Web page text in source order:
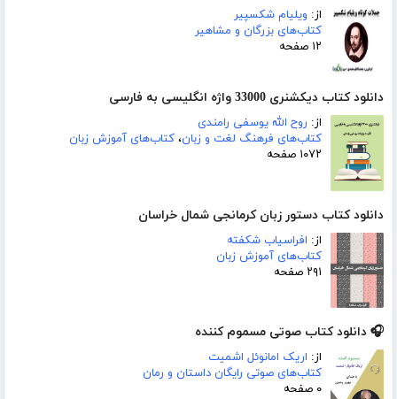
از: ویلیام شکسپیر
کتاب‌های بزرگان و مشاهیر
۱۲ صفحه
دانلود کتاب دیکشنری 33000 واژه انگلیسی به فارسی
از: روح الله یوسفی رامندی
کتاب‌های فرهنگ لغت و زبان، کتاب‌های آموزش زبان
۱۰۷۲ صفحه
دانلود کتاب دستور زبان کرمانجی شمال خراسان
از: افراسیاب شکفته
کتاب‌های آموزش زبان
۲۹۱ صفحه
🎧 دانلود کتاب صوتی مسموم کننده
از: اریک امانوئل اشمیت
کتاب‌های صوتی رایگان داستان و رمان
۰ صفحه